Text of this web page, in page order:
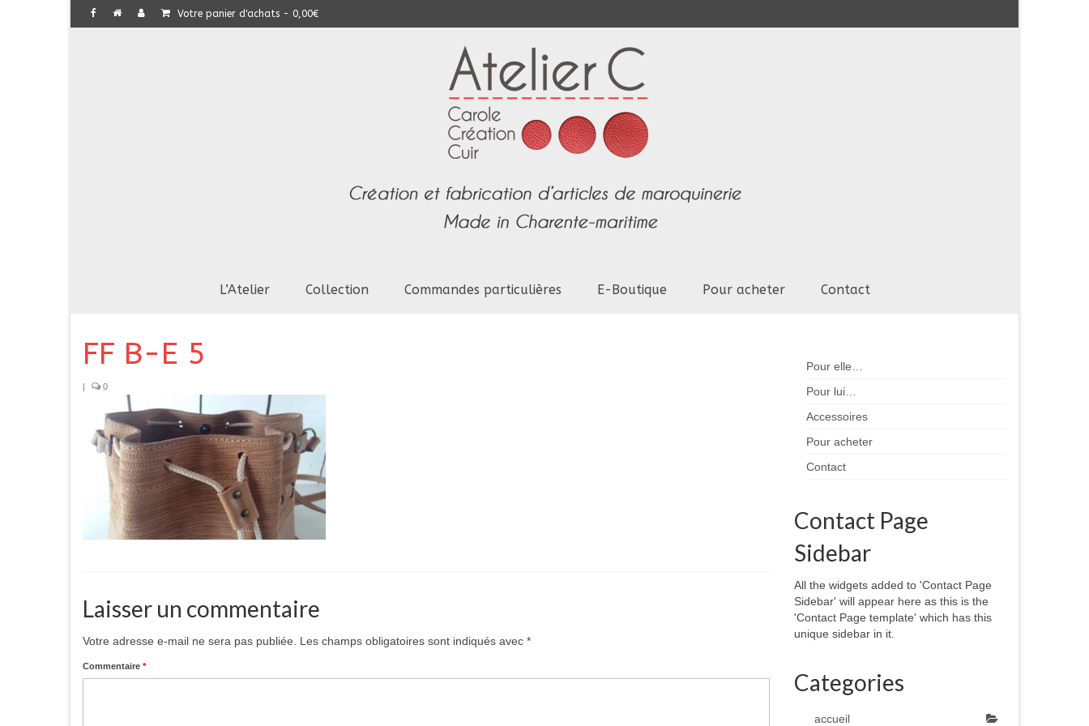
Votre panier d'achats - 0,00€
L’Atelier Collection Commandes particulières E-Boutique Pour acheter Contact
FF B-E 5
| 0
Laisser un commentaire
Votre adresse e-mail ne sera pas publiée. Les champs obligatoires sont indiqués avec *
Commentaire *
Pour elle…
Pour lui…
Accessoires
Pour acheter
Contact
Contact Page
Sidebar
All the widgets added to 'Contact Page
Sidebar' will appear here as this is the
'Contact Page template' which has this
unique sidebar in it.
Categories
accueil